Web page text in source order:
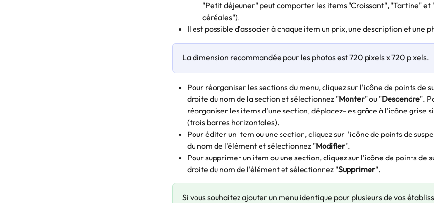
"Petit déjeuner" peut comporter les items "Croissant", "Tartine" et
céréales").
Il est possible d'associer à chaque item un prix, une description et une
La dimension recommandée pour les photos est 720 pixels x 720 pixels.
Pour réorganiser les sections du menu, cliquez sur l'icône de points de
droite du nom de la section et sélectionnez "Monter" ou "Descendre".
réorganiser les items d'une section, déplacez-les grâce à l'icône grise
(trois barres horizontales).
Pour éditer un item ou une section, cliquez sur l'icône de points de
du nom de l'élément et sélectionnez "Modifier".
Pour supprimer un item ou une section, cliquez sur l'icône de points de
droite du nom de l'élément et sélectionnez "Supprimer".
Si vous souhaitez ajouter un menu identique pour plusieurs de vos